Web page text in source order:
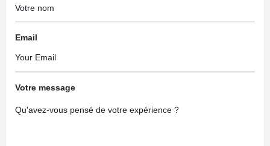
Email
Votre message